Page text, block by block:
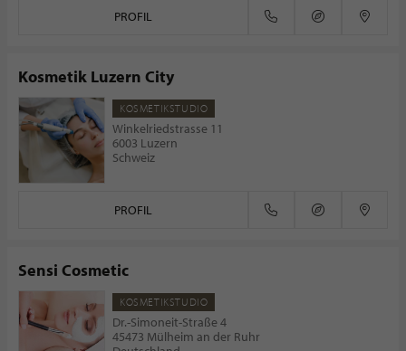
PROFIL
Kosmetik Luzern City
KOSMETIKSTUDIO
Winkelriedstrasse 11
6003 Luzern
Schweiz
PROFIL
Sensi Cosmetic
KOSMETIKSTUDIO
Dr.-Simoneit-Straße 4
45473 Mülheim an der Ruhr